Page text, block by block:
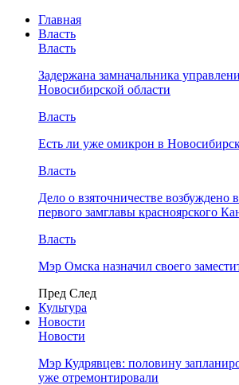
Главная
Власть
Власть
Задержана замначальника
Новосибирской области
Власть
Есть ли уже омикрон в
Власть
Дело о взяточничестве возбуждено
первого замглавы красноярского
Власть
Мэр Омска назначил своего
Пред След
Культура
Новости
Новости
Мэр Кудрявцев: половину
уже отремонтировали